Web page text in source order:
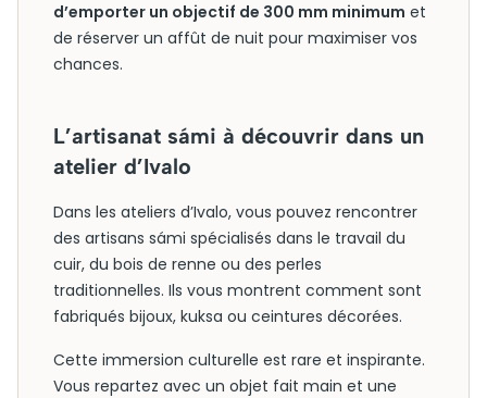
d’emporter un objectif de 300 mm minimum et
de réserver un affût de nuit pour maximiser vos
chances.
L’artisanat sámi à découvrir dans un
atelier d’Ivalo
Dans les ateliers d’Ivalo, vous pouvez rencontrer
des artisans sámi spécialisés dans le travail du
cuir, du bois de renne ou des perles
traditionnelles. Ils vous montrent comment sont
fabriqués bijoux, kuksa ou ceintures décorées.
Cette immersion culturelle est rare et inspirante.
Vous repartez avec un objet fait main et une